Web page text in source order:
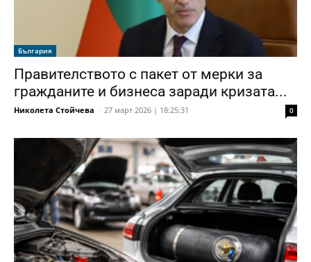
България
Правителството с пакет от мерки за
гражданите и бизнеса заради кризата...
Николета Стойчева - 27 март 2026 | 18:25:31 0